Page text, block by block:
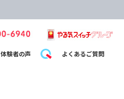
体験者の声 よくあるご質問